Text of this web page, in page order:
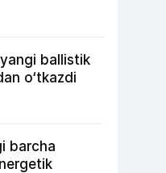
ballistik
o‘tkazdi
barcha